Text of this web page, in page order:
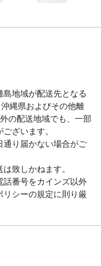
地域が配送先となる
縄県およびその他離
の配送地域でも、一部
ざいます。
通り届かない場合がご
致しかねます。
話番号をカインズ以外
リシーの規定に則り厳